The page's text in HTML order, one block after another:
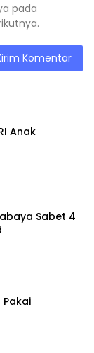
pada
Anak
Sabet 4
Pakai